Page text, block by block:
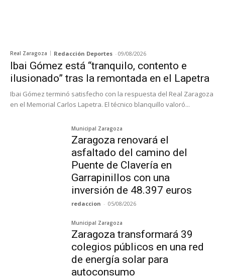
Real Zaragoza Redacción Deportes - 09/08/2026
Ibai Gómez está “tranquilo, contento e
ilusionado” tras la remontada en el Lapetra
Ibai Gómez terminó satisfecho con la respuesta del Real Zaragoza
en el Memorial Carlos Lapetra. El técnico blanquillo valoró...
Municipal Zaragoza
Zaragoza renovará el
asfaltado del camino del
Puente de Clavería en
Garrapinillos con una
inversión de 48.397 euros
redaccion - 05/08/2026
Municipal Zaragoza
Zaragoza transformará 39
colegios públicos en una red
de energía solar para
autoconsumo